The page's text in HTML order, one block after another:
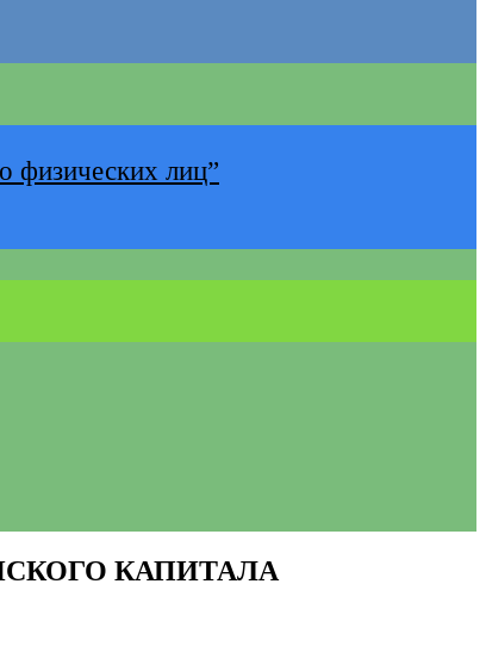
физических лиц”
КАПИТАЛА